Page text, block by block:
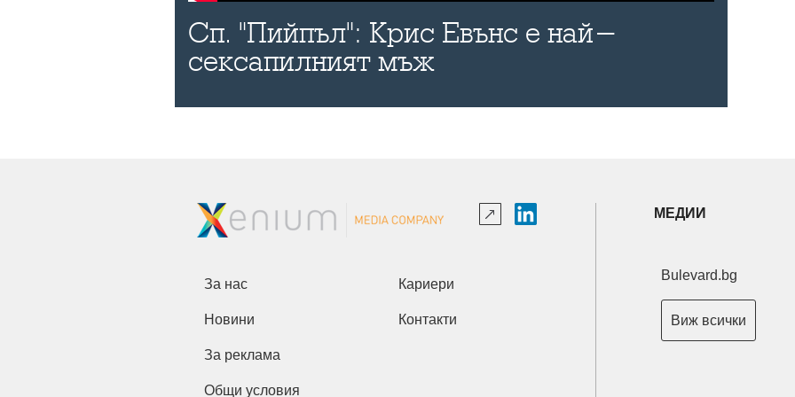
Сп. "Пийпъл": Крис Евънс е най-
сексапилният мъж
За нас Кариери
Новини Контакти
За реклама
Общи условия
МЕДИИ
Bulevard.bg
Виж всички